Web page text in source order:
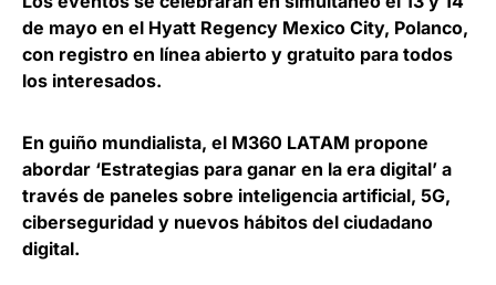
de mayo en el Hyatt Regency Mexico City, Polanco,
con registro en línea abierto y gratuito para todos
los interesados.
En guiño mundialista, el M360 LATAM propone
abordar ‘Estrategias para ganar en la era digital’ a
través de paneles sobre inteligencia artificial, 5G,
ciberseguridad y nuevos hábitos del ciudadano
digital.